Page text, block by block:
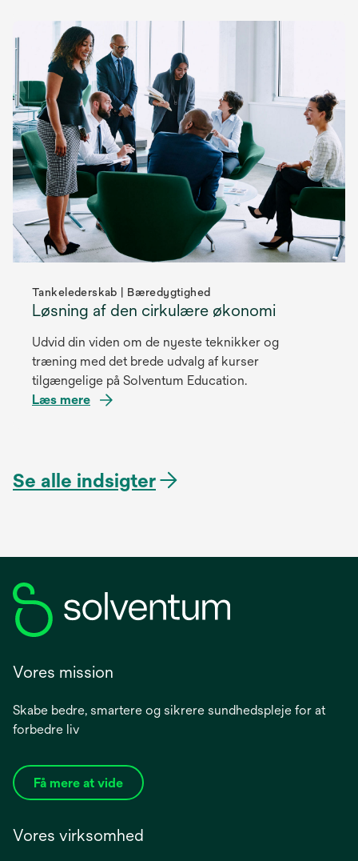
Tankelederskab | Bæredygtighed
Løsning af den cirkulære økonomi
Udvid din viden om de nyeste teknikker og
træning med det brede udvalg af kurser
tilgængelige på Solventum Education.
Læs mere
Se alle indsigter
Vores mission
Skabe bedre, smartere og sikrere sundhedspleje for at
forbedre liv
Få mere at vide
Vores virksomhed